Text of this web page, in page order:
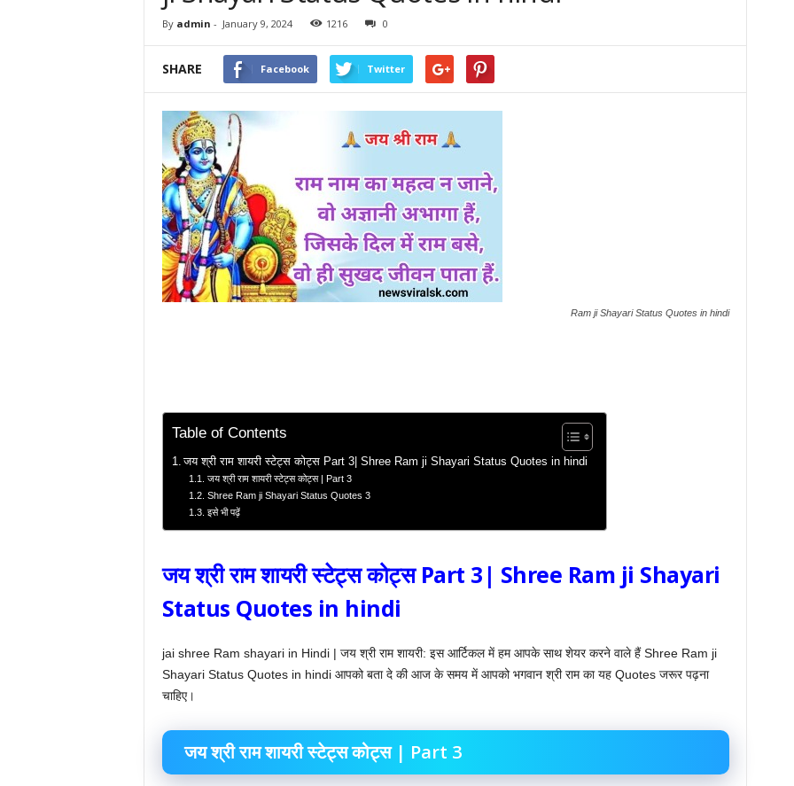
By admin - January 9, 2024 1216 0
SHARE Facebook Twitter
Ram ji Shayari Status Quotes in hindi
Table of Contents
जय श्री राम शायरी स्टेट्स कोट्स Part 3| Shree Ram ji Shayari Status Quotes in hindi
जय श्री राम शायरी स्टेट्स कोट्स | Part 3
Shree Ram ji Shayari Status Quotes 3
इसे भी पढ़ें
जय श्री राम शायरी स्टेट्स कोट्स Part 3| Shree Ram ji Shayari
Status Quotes in hindi
jai shree Ram shayari in Hindi | जय श्री राम शायरी: इस आर्टिकल में हम आपके साथ शेयर करने वाले हैं Shree Ram ji
Shayari Status Quotes in hindi आपको बता दे की आज के समय में आपको भगवान श्री राम का यह Quotes जरूर पढ़ना
चाहिए।
जय श्री राम शायरी स्टेट्स कोट्स | Part 3